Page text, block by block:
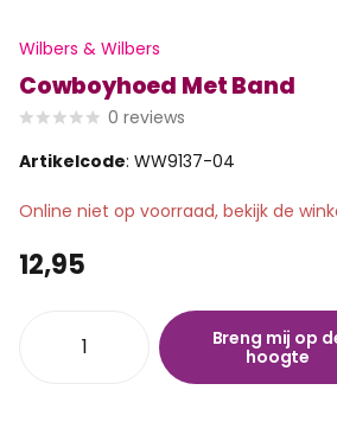
Wilbers & Wilbers
Cowboyhoed Met Band
0 reviews
Artikelcode: WW9137-04
Online niet op voorraad, bekijk de
12,95
Breng mij op
hoogte